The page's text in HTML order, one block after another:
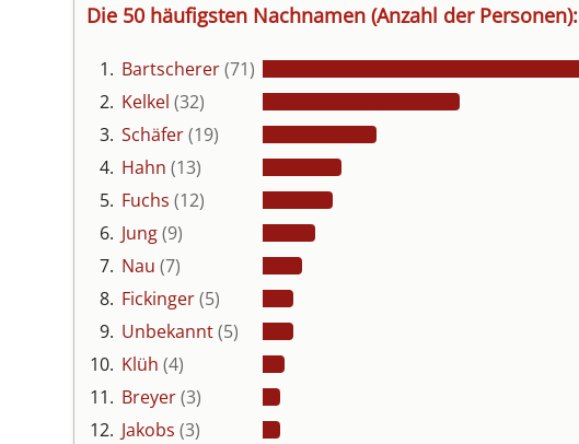
Die 50 häufigsten Nachnamen (Anzahl der Personen):
1. Bartscherer(71)
2. Kelkel (32)
3. Schäfer(19)
4. Hahn (13)
5. Fuchs (12)
6. Jung(9)
7. Nau (7)
8. Fickinger(5)
9. Unbekannt(5)
10. Klüh (4)
11. Breyer(3)
12. Jakobs (3)